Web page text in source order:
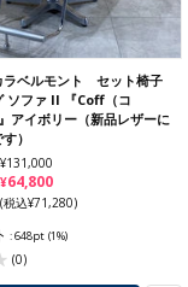
ラベルモント セット椅子
ソファ II 『Coff（コ
アイボリー（新品レザーに
）
¥131,000
¥64,800
(税込¥71,280)
: 648pt (1%)
(0)